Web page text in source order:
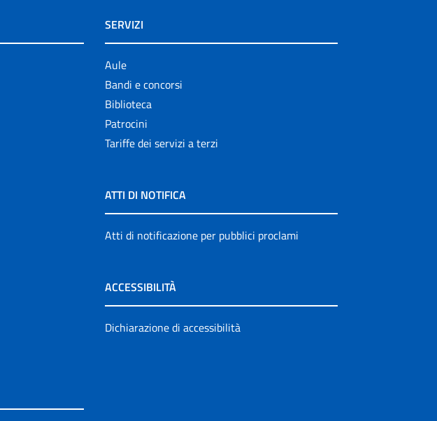
SERVIZI
Aule
Bandi e concorsi
Biblioteca
Patrocini
Tariffe dei servizi a terzi
ATTI DI NOTIFICA
Atti di notificazione per pubblici proclami
ACCESSIBILITÀ
Dichiarazione di accessibilità